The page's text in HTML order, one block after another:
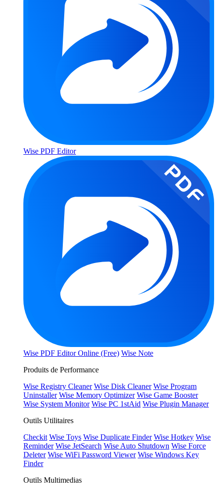
Wise PDF Editor
Wise PDF Editor Online (Free) Wise Note
Produits de Performance
Wise Registry Cleaner Wise Disk Cleaner Wise Program
Uninstaller Wise Memory Optimizer Wise Game Booster
Wise System Monitor Wise PC 1stAid Wise Plugin Manager
Outils Utilitaires
Checkit Wise Toys Wise Duplicate Finder Wise Hotkey Wise
Reminder Wise JetSearch Wise Auto Shutdown Wise Force
Deleter Wise WiFi Password Viewer Wise Windows Key
Finder
Outils Multimedias